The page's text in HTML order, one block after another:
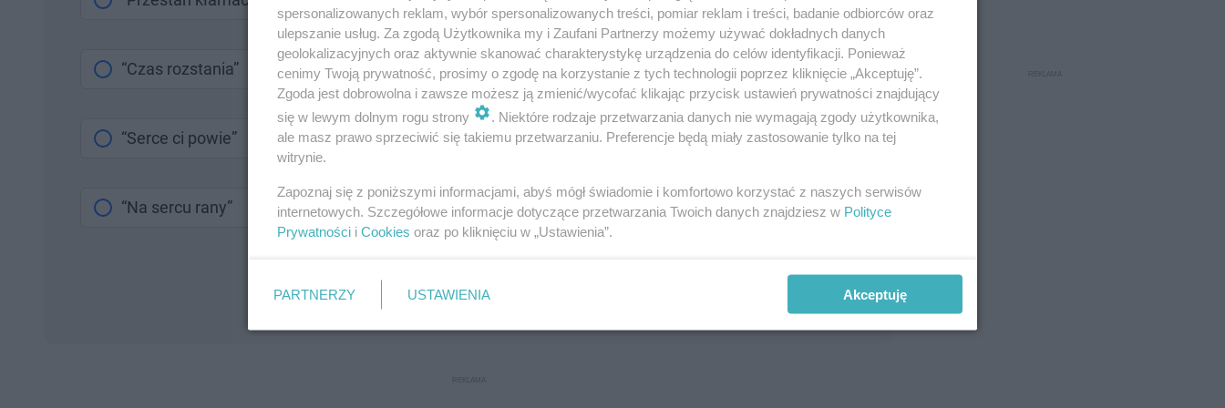
“Czas rozstania”
“Serce ci powie”
“Na sercu rany”
spersonalizowanych reklam, wybór spersonalizowanych treści, pomiar reklam i treści, badanie odbiorców oraz
ulepszanie usług. Za zgodą Użytkownika my i Zaufani Partnerzy możemy używać dokładnych danych
geolokalizacyjnych oraz aktywnie skanować charakterystykę urządzenia do celów identyfikacji. Ponieważ
cenimy Twoją prywatność, prosimy o zgodę na korzystanie z tych technologii poprzez kliknięcie „Akceptuję”.
Zgoda jest dobrowolna i zawsze możesz ją zmienić/wycofać klikając przycisk ustawień prywatności znajdujący
się w lewym dolnym rogu strony
. Niektóre rodzaje przetwarzania danych nie wymagają zgody użytkownika,
ale masz prawo sprzeciwić się takiemu przetwarzaniu. Preferencje będą miały zastosowanie tylko na tej
witrynie.
Zapoznaj się z poniższymi informacjami, abyś mógł świadomie i komfortowo korzystać z naszych serwisów
internetowych. Szczegółowe informacje dotyczące przetwarzania Twoich danych znajdziesz w Polityce
Prywatności i Cookies oraz po kliknięciu w „Ustawienia”.
PARTNERZY USTAWIENIA Akceptuję